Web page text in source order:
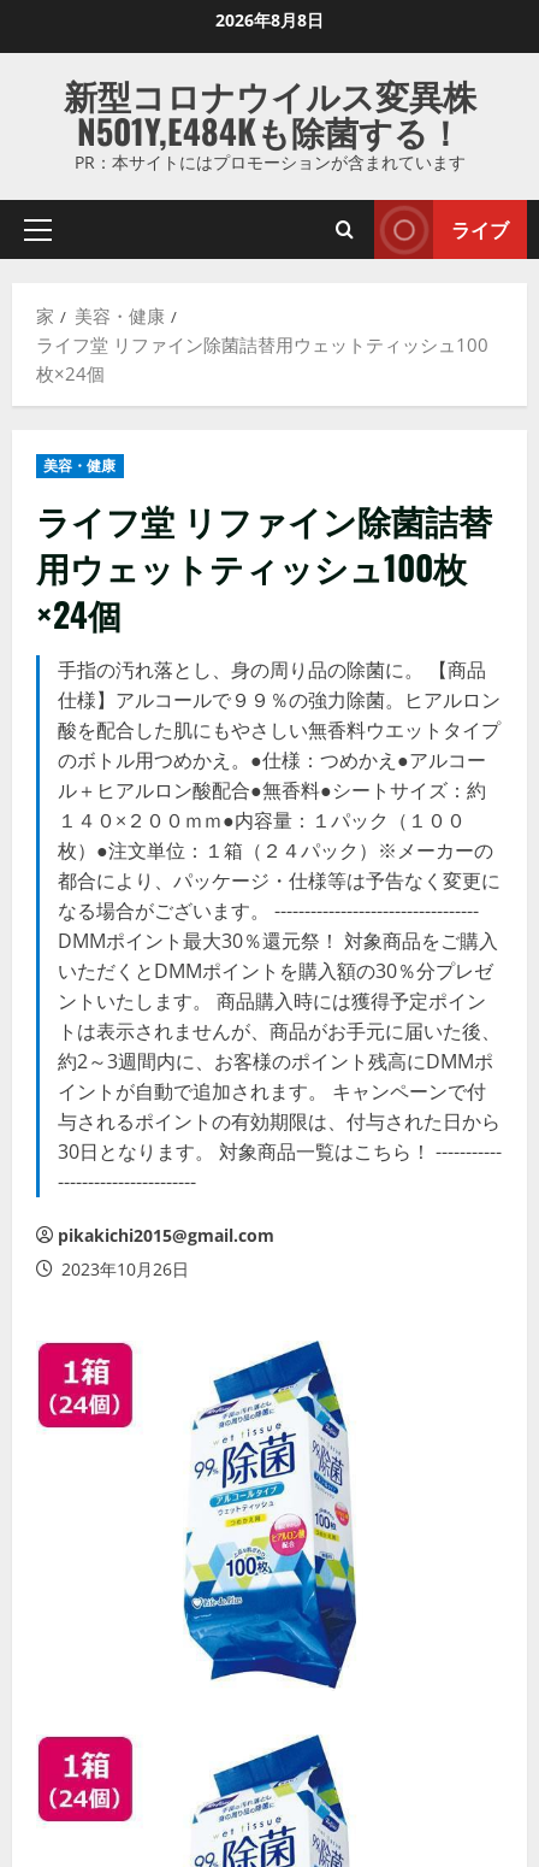
ス
ッ
2026年8月8日
新型コロナウイルス変異株
N501Y,E484Kも除菌する！
PR：本サイトにはプロモーションが含まれています
プ
マ
リ
メ
ー
ライブ
家
美容・健康
ライフ堂 リファイン除菌詰替用ウェットティッシュ100
枚×24個
美容・健康
ライフ堂 リファイン除菌詰替
用ウェットティッシュ100枚
×24個
手指の汚れ落とし、身の周り品の除菌に。 【商品
仕様】アルコールで９９％の強力除菌。ヒアルロン
酸を配合した肌にもやさしい無香料ウエットタイプ
のボトル用つめかえ。●仕様：つめかえ●アルコー
ル＋ヒアルロン酸配合●無香料●シートサイズ：約
１４０×２００ｍｍ●内容量：１パック（１００
枚）●注文単位：１箱（２４パック）※メーカーの
都合により、パッケージ・仕様等は予告なく変更に
なる場合がございます。 ----------------------------------
DMMポイント最大30％還元祭！ 対象商品をご購入
いただくとDMMポイントを購入額の30％分プレゼ
ントいたします。 商品購入時には獲得予定ポイン
トは表示されませんが、商品がお手元に届いた後、
約2～3週間内に、お客様のポイント残高にDMMポ
イントが自動で追加されます。 キャンペーンで付
与されるポイントの有効期限は、付与された日から
30日となります。 対象商品一覧はこちら！ -----------
-----------------------
pikakichi2015@gmail.com
2023年10月26日